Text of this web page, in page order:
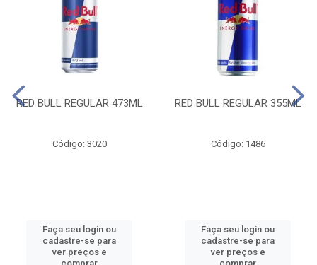
RED BULL REGULAR 473ML
Código: 3020
Faça seu login ou
cadastre-se para
ver preços e
RED BULL REGULAR 355ML
Código: 1486
Faça seu login ou
cadastre-se para
ver preços e